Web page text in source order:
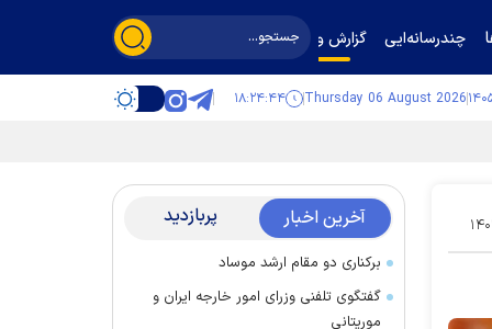
چندرسانه‌ایی گزارش و گفت‌وگو
Thursday 06 August 2026 ۱۸:۲۴:۴۵
۰۷ آخرین اخبار پربازدید
برکناری دو مقام ارشد موساد
گفتگوی تلفنی وزرای امور خارجه ایران و
موریتانی